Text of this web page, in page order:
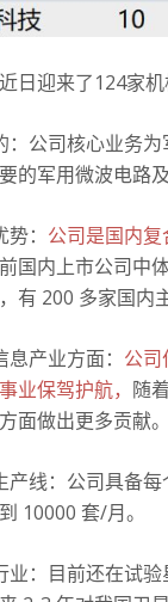
日迎来了124家
公司核心业务
的军用微波电路
： 公司是国内
国内上市公司中
有 200 多家国内
产业方面： 公
业保驾护航， 随
面做出更多贡献。
线： 公司具备
10000 套/月。
： 目前还在试